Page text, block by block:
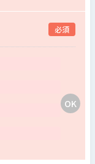
必須